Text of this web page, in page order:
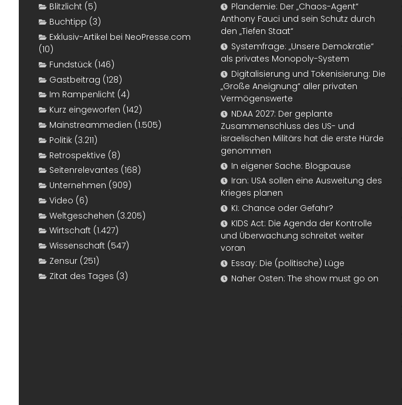
Blitzlicht (5)
Buchtipp (3)
Exklusiv-Artikel bei NeoPresse.com
(10)
Fundstück (146)
Gastbeitrag (128)
Im Rampenlicht (4)
Kurz eingeworfen (142)
Mainstreammedien (1.505)
Politik (3.211)
Retrospektive (8)
Seitenrelevantes (168)
Unternehmen (909)
Video (6)
Weltgeschehen (3.205)
Wirtschaft (1.427)
Wissenschaft (547)
Zensur (251)
Zitat des Tages (3)
Plandemie: Der „Chaos-Agent“
Anthony Fauci und sein Schutz durch
den „Tiefen Staat“
Systemfrage: „Unsere Demokratie“
als privates Monopoly-System
Digitalisierung und Tokenisierung: Die
„Große Aneignung“ aller privaten
Vermögenswerte
NDAA 2027: Der geplante
Zusammenschluss des US- und
israelischen Militärs hat die erste Hürde
genommen
In eigener Sache: Blogpause
Iran: USA sollen eine Ausweitung des
Krieges planen
KI: Chance oder Gefahr?
KIDS Act: Die Agenda der Kontrolle
und Überwachung schreitet weiter
voran
Essay: Die (politische) Lüge
Naher Osten: The show must go on